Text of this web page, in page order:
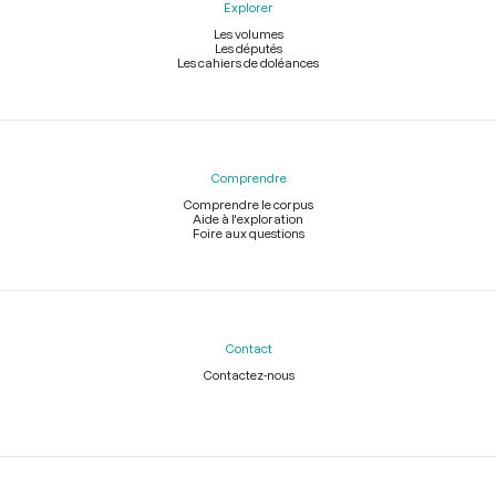
Explorer
Les volumes
Les députés
Les cahiers de doléances
Comprendre
Comprendre le corpus
Aide à l'exploration
Foire aux questions
Contact
Contactez-nous
Légal